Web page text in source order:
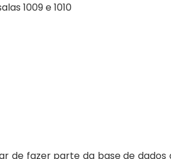
1009 e 1010
de fazer parte da base de